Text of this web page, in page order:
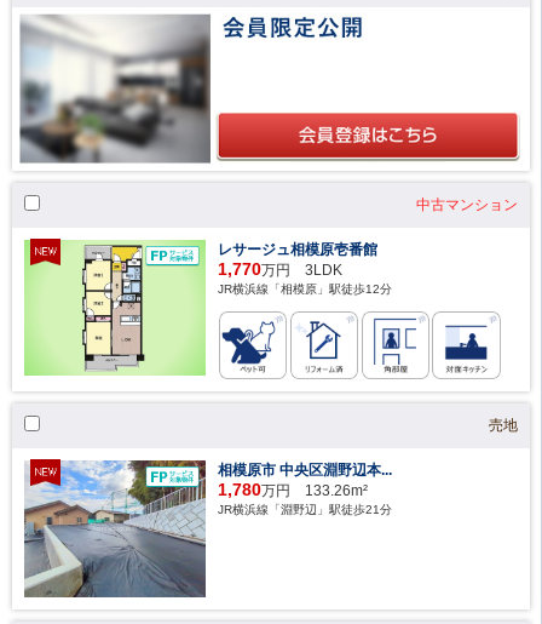
中古マンション
レサージュ相模原壱番館
1,770万円 3LDK
JR横浜線「相模原」駅徒歩12分
売地
相模原市 中央区淵野辺本...
1,780万円 133.26m²
JR横浜線「淵野辺」駅徒歩21分